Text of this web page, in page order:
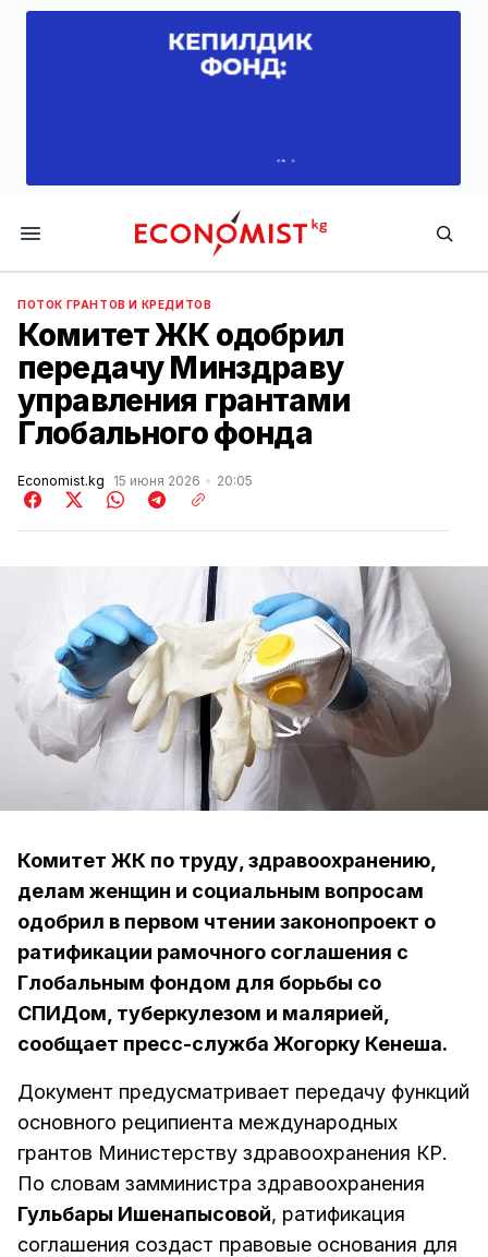
Economist.kg
ПОТОК ГРАНТОВ И КРЕДИТОВ
Комитет ЖК одобрил
передачу Минздраву
управления грантами
Глобального фонда
Economist.kg 15 июня 2026 20:05
Комитет ЖК по труду, здравоохранению,
делам женщин и социальным вопросам
одобрил в первом чтении законопроект о
ратификации рамочного соглашения с
Глобальным фондом для борьбы со
СПИДом, туберкулезом и малярией,
сообщает пресс-служба Жогорку Кенеша.
Документ предусматривает передачу функций
основного реципиента международных
грантов Министерству здравоохранения КР.
По словам замминистра здравоохранения
Гульбары Ишенапысовой, ратификация
соглашения создаст правовые основания для